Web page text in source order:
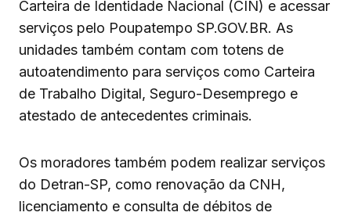
Carteira de Identidade Nacional (CIN) e acessar
serviços pelo Poupatempo SP.GOV.BR. As
unidades também contam com totens de
autoatendimento para serviços como Carteira
de Trabalho Digital, Seguro-Desemprego e
atestado de antecedentes criminais.
Os moradores também podem realizar serviços
do Detran-SP, como renovação da CNH,
licenciamento e consulta de débitos de